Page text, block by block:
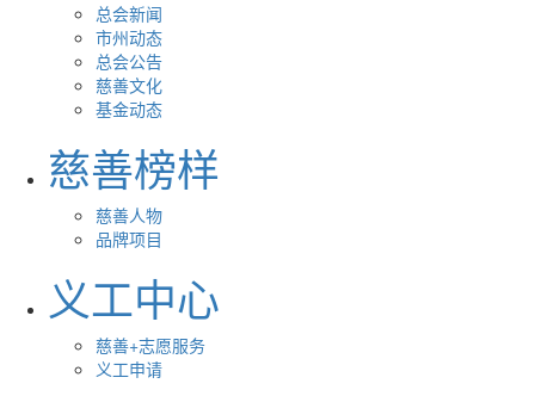
总会新闻
市州动态
总会公告
慈善文化
基金动态
慈善榜样
慈善人物
品牌项目
义工中心
慈善+志愿服务
义工申请